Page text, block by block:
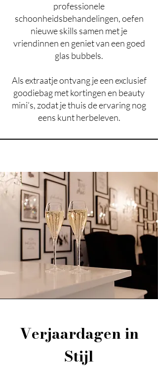
professionele
schoonheidsbehandelingen, oefen
nieuwe skills samen met je
vriendinnen en geniet van een goed
glas bubbels.
Als extraatje ontvang je een exclusief
goodiebag met kortingen en beauty
mini’s, zodat je thuis de ervaring nog
eens kunt herbeleven.
Verjaardagen in
Stijl